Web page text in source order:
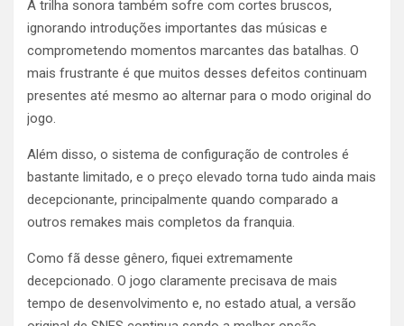
A trilha sonora também sofre com cortes bruscos,
ignorando introduções importantes das músicas e
comprometendo momentos marcantes das batalhas. O
mais frustrante é que muitos desses defeitos continuam
presentes até mesmo ao alternar para o modo original do
jogo.
Além disso, o sistema de configuração de controles é
bastante limitado, e o preço elevado torna tudo ainda mais
decepcionante, principalmente quando comparado a
outros remakes mais completos da franquia.
Como fã desse gênero, fiquei extremamente
decepcionado. O jogo claramente precisava de mais
tempo de desenvolvimento e, no estado atual, a versão